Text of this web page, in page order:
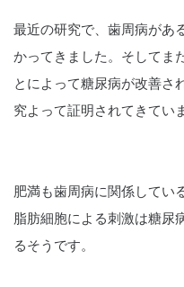
最近の研究で、歯周病があ
かってきました。そしてま
とによって糖尿病が改善さ
究よって証明されてきてい
肥満も歯周病に関係してい
脂肪細胞による刺激は糖尿
るそうです。